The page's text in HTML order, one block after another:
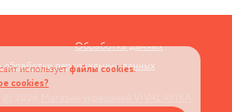
Обработка данных
персональных данных
используетфайлы cookies.
cookies?